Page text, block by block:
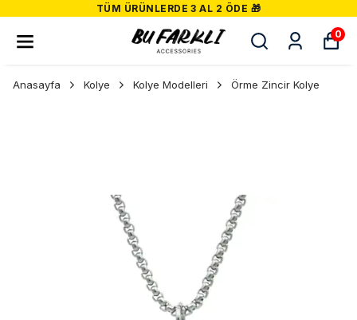
TÜM ÜRÜNLERDE 3 AL 2 ÖDE 🎁
0
Anasayfa Kolye Kolye Modelleri Örme Zincir Kolye